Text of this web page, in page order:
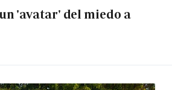
'avatar' del miedo a